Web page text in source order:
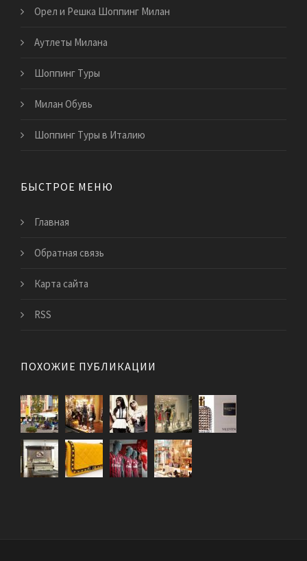
Орел и Решка Шоппинг Милан
Аутлеты Милана
Шоппинг Туры
Милан Обувь
Шоппинг Туры в Италию
БЫСТРОЕ МЕНЮ
Главная
Обратная связь
Карта сайта
RSS
ПОХОЖИЕ ПУБЛИКАЦИИ